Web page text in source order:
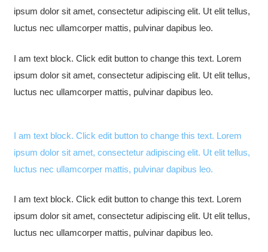
ipsum dolor sit amet, consectetur adipiscing elit. Ut elit tellus,
luctus nec ullamcorper mattis, pulvinar dapibus leo.
I am text block. Click edit button to change this text. Lorem
ipsum dolor sit amet, consectetur adipiscing elit. Ut elit tellus,
luctus nec ullamcorper mattis, pulvinar dapibus leo.
I am text block. Click edit button to change this text. Lorem
ipsum dolor sit amet, consectetur adipiscing elit. Ut elit tellus,
luctus nec ullamcorper mattis, pulvinar dapibus leo.
I am text block. Click edit button to change this text. Lorem
ipsum dolor sit amet, consectetur adipiscing elit. Ut elit tellus,
luctus nec ullamcorper mattis, pulvinar dapibus leo.